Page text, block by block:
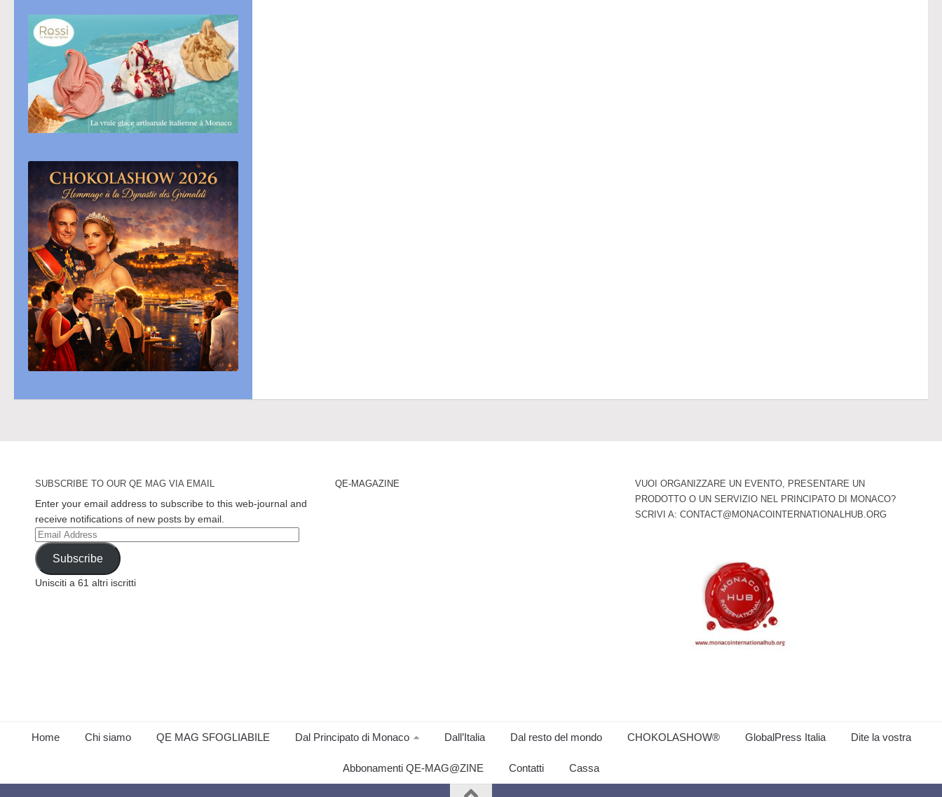
SUBSCRIBE TO OUR QE MAG VIA EMAIL
Enter your email address to subscribe to this web-journal and
receive notifications of new posts by email.
Email
Address
Subscribe
Unisciti a 61 altri iscritti
QE-MAGAZINE
VUOI ORGANIZZARE UN EVENTO, PRESENTARE UN
PRODOTTO O UN SERVIZIO NEL PRINCIPATO DI MONACO?
SCRIVI A: CONTACT@MONACOINTERNATIONALHUB.ORG
Home Chi siamo QE MAG SFOGLIABILE Dal Principato di Monaco Dall’Italia Dal resto del mondo CHOKOLASHOW® GlobalPress Italia Dite la vostra
Abbonamenti QE-MAG@ZINE Contatti Cassa